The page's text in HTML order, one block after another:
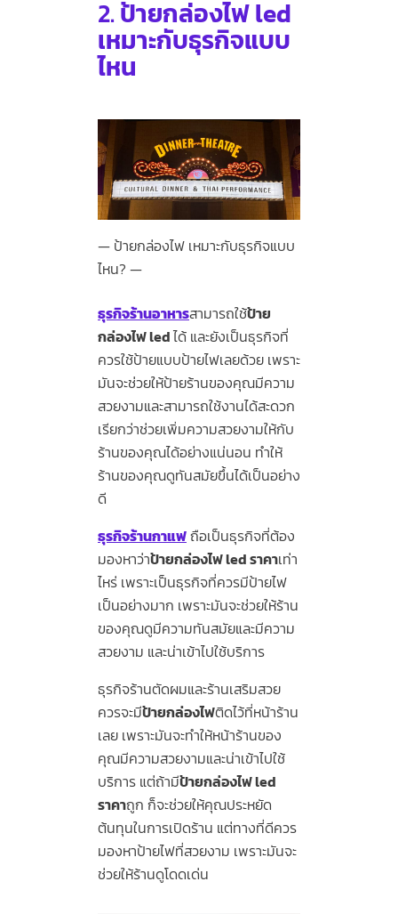
2.ป้ายกล่องไฟ led
เหมาะกับธุรกิจแบบ
ไหน
ป้ายกล่องไฟ เหมาะกับธุรกิจแบบ
ไหน?
ธุรกิจร้านอาหารสามารถใช้ป้าย
กล่องไฟ ledได้ และยังเป็นธุรกิจที่
ควรใช้ป้ายแบบป้ายไฟเลยด้วย เพราะ
มันจะช่วยให้ป้ายร้านของคุณมีความ
สวยงามและสามารถใช้งานได้สะดวก
เรียกว่าช่วยเพิ่มความสวยงามให้กับ
ร้านของคุณได้อย่างแน่นอน ทำให้
ร้านของคุณดูทันสมัยขึ้นได้เป็นอย่าง
ดี
ธุรกิจร้านกาแฟถือเป็นธุรกิจที่ต้อง
มองหาว่าป้ายกล่องไฟ led ราคาเท่า
ไหร่ เพราะเป็นธุรกิจที่ควรมีป้ายไฟ
เป็นอย่างมาก เพราะมันจะช่วยให้ร้าน
ของคุณดูมีความทันสมัยและมีความ
สวยงาม และน่าเข้าไปใช้บริการ
ธุรกิจร้านตัดผมและร้านเสริมสวย
ควรจะมีป้ายกล่องไฟติดไว้ที่หน้าร้าน
เลย เพราะมันจะทำให้หน้าร้านของ
คุณมีความสวยงามและน่าเข้าไปใช้
บริการ แต่ถ้ามีป้ายกล่องไฟ led
ราคาถูก ก็จะช่วยให้คุณประหยัด
ต้นทุนในการเปิดร้าน แต่ทางที่ดีควร
มองหาป้ายไฟที่สวยงาม เพราะมันจะ
ช่วยให้ร้านดูโดดเด่น